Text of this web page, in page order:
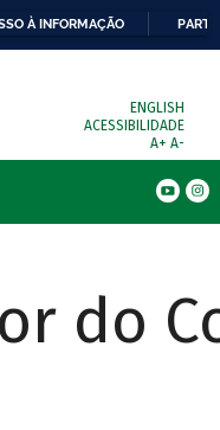
À INFORMAÇÃO
ENGLISH
ACESSIBILIDADE
A+ A-
do